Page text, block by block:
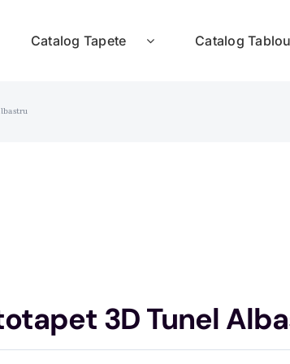
Catalog Tapete Catalog
3D Tunel